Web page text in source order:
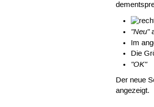
"Neu"
Im
Die
"OK"
Der neue
angezeigt.